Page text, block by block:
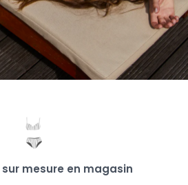
mesure en magasin